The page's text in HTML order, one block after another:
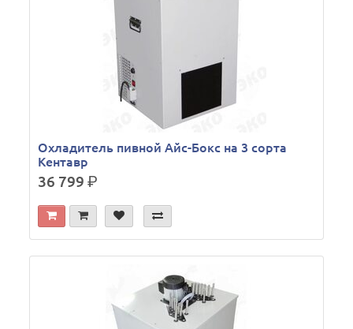
Охладитель пивной Айс-Бокс на 3 сорта
Кентавр
36 799р.